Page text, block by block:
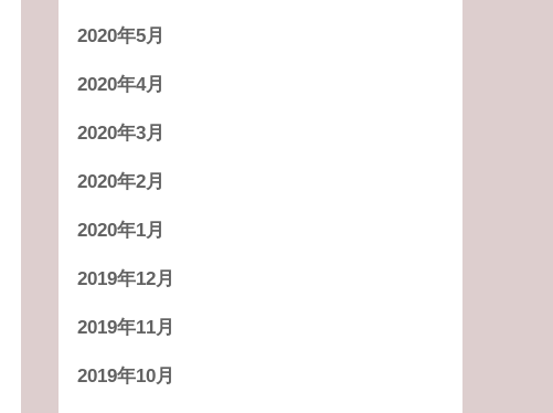
2020年5月
2020年4月
2020年3月
2020年2月
2020年1月
2019年12月
2019年11月
2019年10月